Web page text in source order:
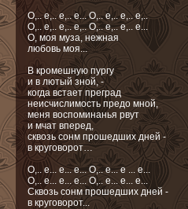
О,.. e,.. e,.. e... О,.. e,.. e,.. e,..
О,.. e,.. e,.. e,.. О,.. e,.. e,.. e...
О, моя муза, нежная
любовь моя...
В кромешную пургу
и в лютый зной, -
когда встает преград
неисчислимость предо мной,
меня воспоминанья рвут
и мчат вперед,
сквозь сонм прошедших дней -
в круговорот…
О,.. e... e... e... О,.. e... e ... e...
О,.. e... e... e... О,.. e... e... e...
Сквозь сонм прошедших дней -
в круговорот...